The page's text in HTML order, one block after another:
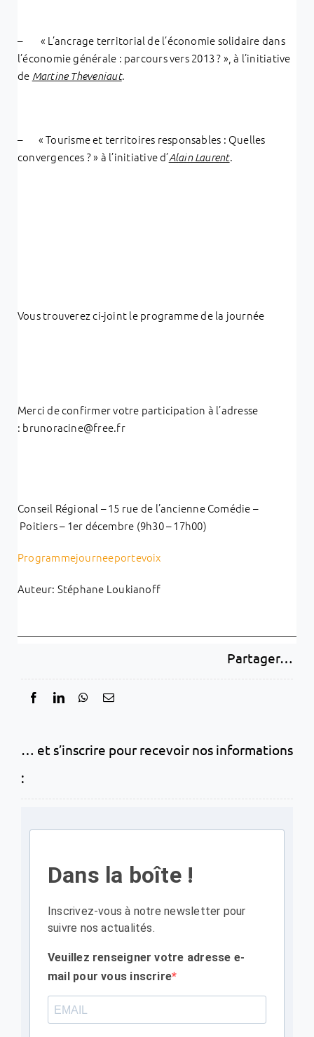
– « L’ancrage territorial de l’économie solidaire dans
l’économie générale : parcours vers 2013 ? », à l’initiative
de Martine Theveniaut.
– « Tourisme et territoires responsables : Quelles
convergences ? » à l’initiative d’Alain Laurent.
Vous trouverez ci-joint le programme de la journée
Merci de confirmer votre participation à l’adresse
: brunoracine@free.fr
Conseil Régional – 15 rue de l’ancienne Comédie –
Poitiers – 1er décembre (9h30 – 17h00)
Programmejourneeportevoix
Auteur: Stéphane Loukianoff
Partager…
… et s’inscrire pour recevoir nos informations
:
Dans la boîte !
Inscrivez-vous à notre newsletter pour
suivre nos actualités.
Veuillez renseigner votre adresse e-
mail pour vous inscrire